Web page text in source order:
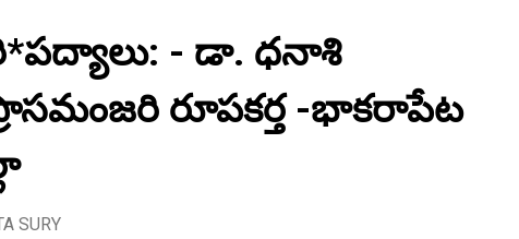
- డా. ధనాశి
రూపకర్త -భాకరాపేట
SURY